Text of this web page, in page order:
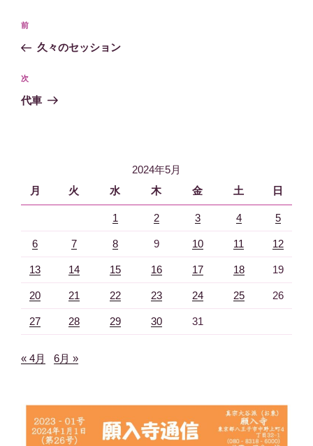
投
ナ
ビ
ゲ
過
去
投
稿
前
久々のセッション
次
の
次
代車
2024年5月
月
火 水 木 金 土 日
1 2 3 4 5
6 7 8 9 10 11 12
13 14 15 16 17 18 19
20 21 22 23 24 25 26
27 28 29 30 31
« 4月 6月 »